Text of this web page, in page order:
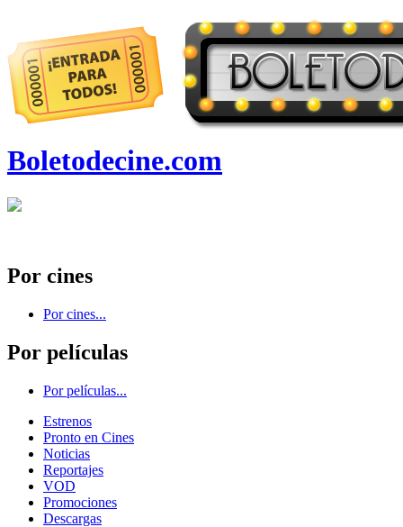
Boletodecine.com
Por cines
Por cines...
Por películas
Por películas...
Estrenos
Pronto en Cines
Noticias
Reportajes
VOD
Promociones
Descargas